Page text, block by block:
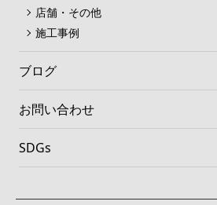
店舗・その他
施工事例
ブログ
お問い合わせ
SDGs